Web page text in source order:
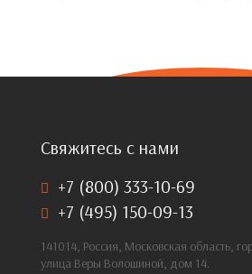
Свяжитесь с нами
+7 (800) 333-10-69
+7 (495) 150-09-13
141014, Россия, Московская область,
улица Веры Волошиной, дом 14.